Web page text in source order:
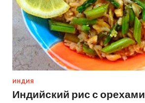
ИНДИЯ
Индийский рис с орехами